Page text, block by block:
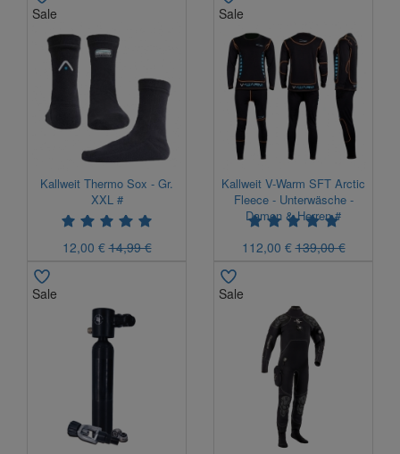
Sale
Kallweit Thermo Sox - Gr.
XXL #
12,00 €14,99 €
Sale
Kallweit V-Warm SFT Arctic
Fleece - Unterwäsche -
Damen & Herren #
112,00 €139,00 €
Sale Sale